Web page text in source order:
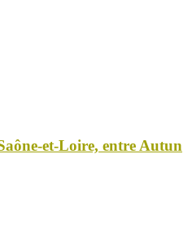
et-Loire, entre Autun